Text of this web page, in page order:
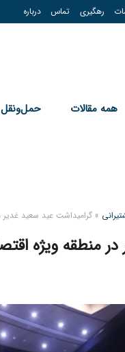
رهگیری تماس درباره
همه مقالات حمل‌و‌نقل
»گرامیداشت عید سعید غدیر
منطقه ویژه